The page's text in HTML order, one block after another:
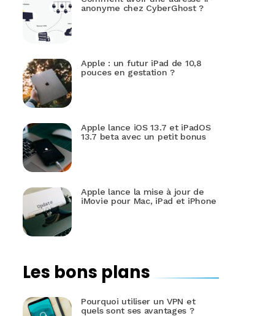
anonyme chez CyberGhost ?
Apple : un futur iPad de 10,8
pouces en gestation ?
Apple lance iOS 13.7 et iPadOS
13.7 beta avec un petit bonus
Apple lance la mise à jour de
iMovie pour Mac, iPad et iPhone
Les bons plans
Pourquoi utiliser un VPN et
quels sont ses avantages ?